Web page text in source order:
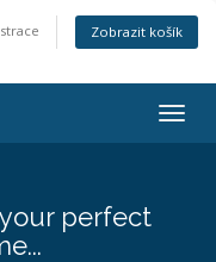
Zobrazit košík
perfect